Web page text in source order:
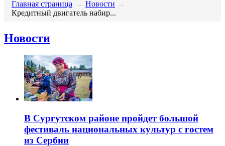
Главная страница → Новости →
​Кредитный двигатель набир...
Новости
В Сургутском районе пройдет большой
фестиваль национальных культур с гостем
из Сербии